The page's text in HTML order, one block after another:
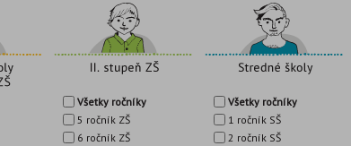
Všetky ročníky
5 ročník ZŠ
6 ročník ZŠ
Všetky ročníky
1 ročník SŠ
2 ročník SŠ